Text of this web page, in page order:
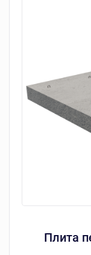
Плита